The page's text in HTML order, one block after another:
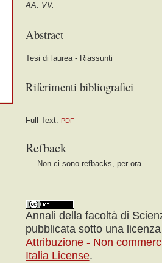
AA. VV.
Abstract
Tesi di laurea - Riassunti
Riferimenti bibliografici
Full Text: PDF
Refback
Non ci sono refbacks, per ora.
Annali della facoltà di
pubblicata sotto una
Attribuzione - Non
Italia License.